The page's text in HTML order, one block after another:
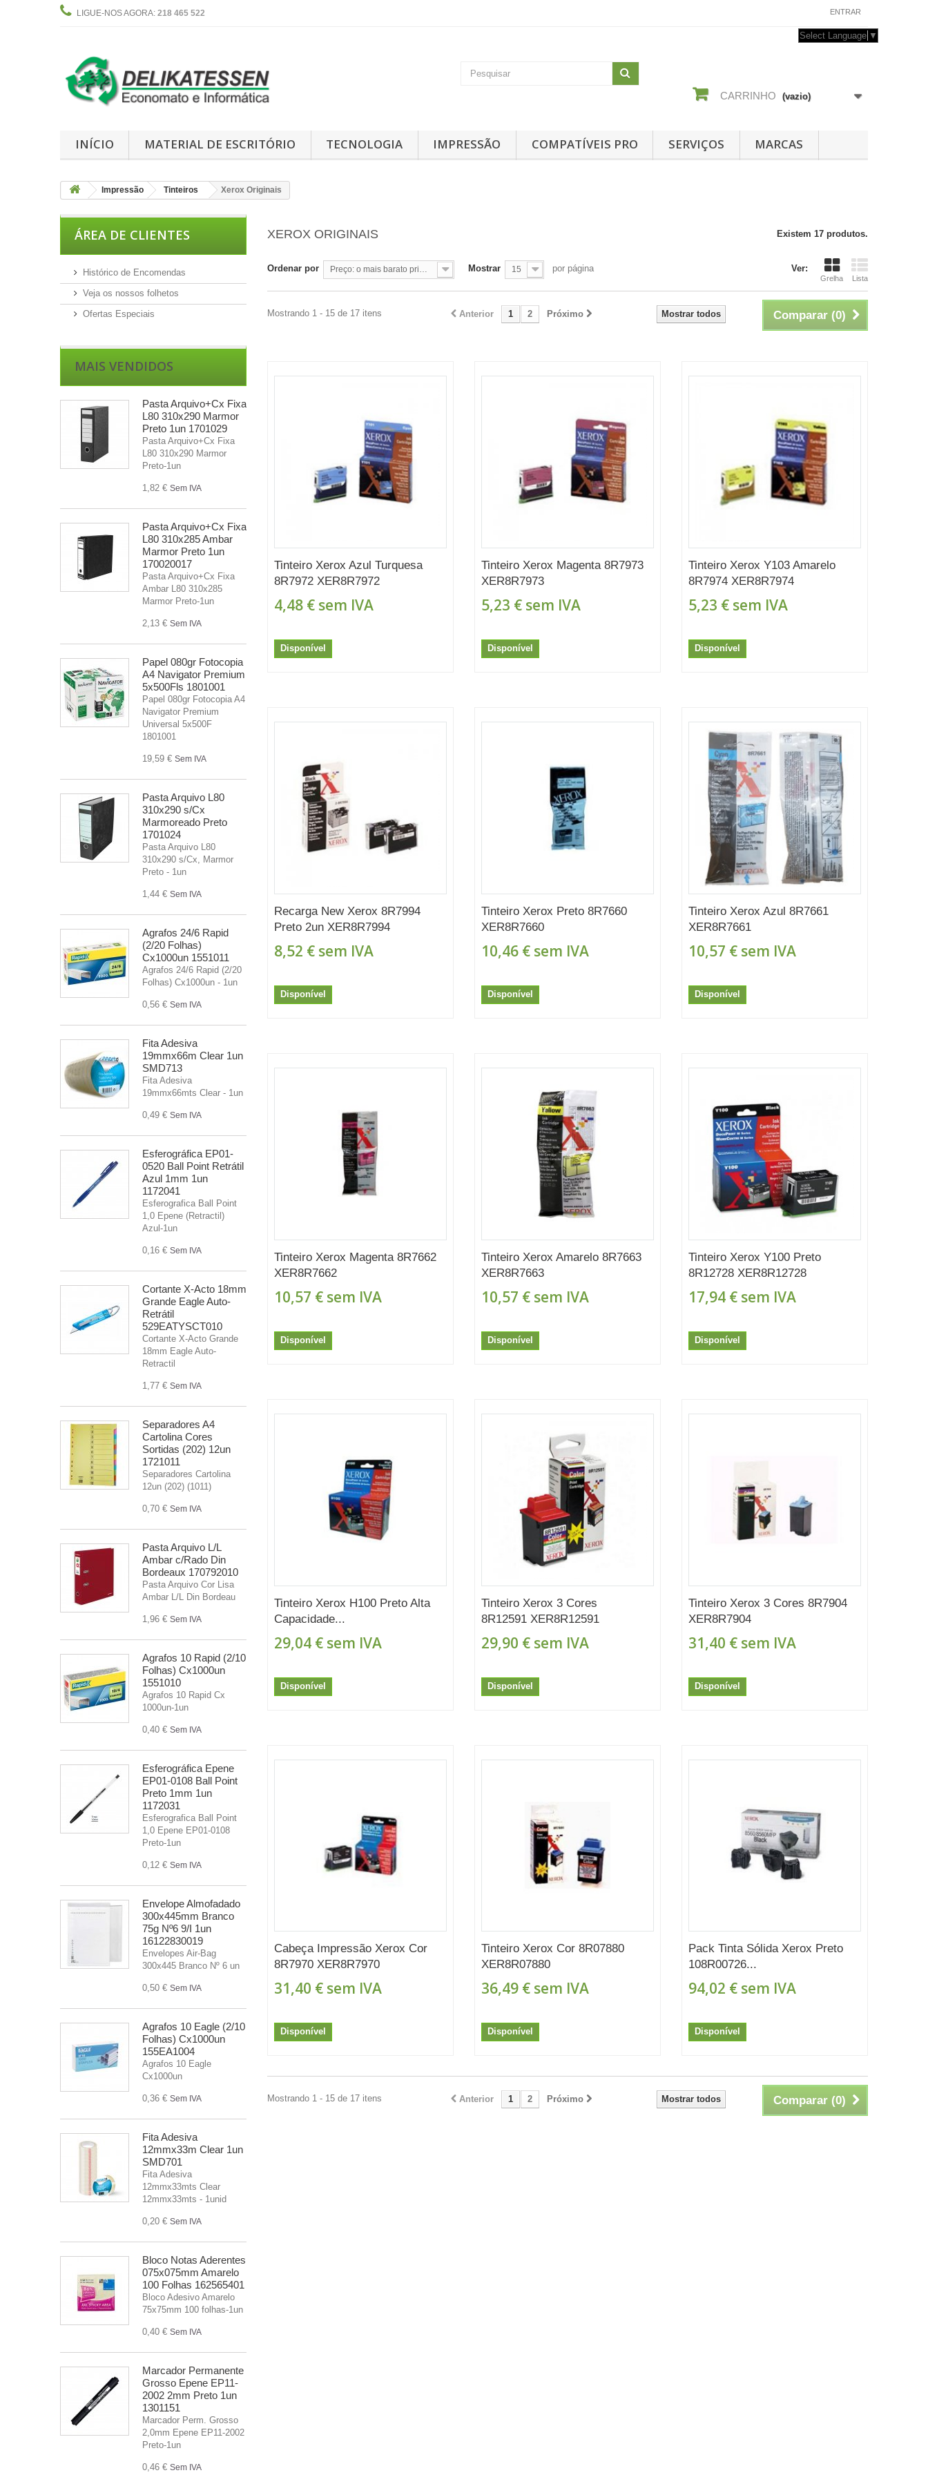
ENTRAR
LIGUE-NOS AGORA: 218 465 522
Select Language ▼
CARRINHO (vazio)
INÍCIO MATERIAL DE ESCRITÓRIO TECNOLOGIA IMPRESSÃO COMPATÍVEIS PRO SERVIÇOS MARCAS
Impressão Tinteiros Xerox Originais
ÁREA DE CLIENTES
Histórico de Encomendas
Veja os nossos folhetos
Ofertas Especiais
MAIS VENDIDOS
Pasta Arquivo+Cx Fixa
L80 310x290 Marmor
Preto 1un 1701029
Pasta Arquivo+Cx Fixa
L80 310x290 Marmor
Preto-1un
1,82 € Sem IVA
Pasta Arquivo+Cx Fixa
L80 310x285 Ambar
Marmor Preto 1un
170020017
Pasta Arquivo+Cx Fixa
Ambar L80 310x285
Marmor Preto-1un
2,13 € Sem IVA
Papel 080gr Fotocopia
A4 Navigator Premium
5x500Fls 1801001
Papel 080gr Fotocopia A4
Navigator Premium
Universal 5x500F
1801001
19,59 € Sem IVA
Pasta Arquivo L80
310x290 s/Cx
Marmoreado Preto
1701024
Pasta Arquivo L80
310x290 s/Cx, Marmor
Preto - 1un
1,44 € Sem IVA
Agrafos 24/6 Rapid
(2/20 Folhas)
Cx1000un 1551011
Agrafos 24/6 Rapid (2/20
Folhas) Cx1000un - 1un
0,56 € Sem IVA
Fita Adesiva
19mmx66m Clear 1un
SMD713
Fita Adesiva
19mmx66mts Clear - 1un
0,49 € Sem IVA
Esferográfica EP01-
0520 Ball Point Retrátil
Azul 1mm 1un
1172041
Esferografica Ball Point
1,0 Epene (Retractil)
Azul-1un
0,16 € Sem IVA
Cortante X-Acto 18mm
Grande Eagle Auto-
Retrátil
529EATYSCT010
Cortante X-Acto Grande
18mm Eagle Auto-
Retractil
1,77 € Sem IVA
Separadores A4
Cartolina Cores
Sortidas (202) 12un
1721011
Separadores Cartolina
12un (202) (1011)
0,70 € Sem IVA
Pasta Arquivo L/L
Ambar c/Rado Din
Bordeaux 170792010
Pasta Arquivo Cor Lisa
Ambar L/L Din Bordeau
1,96 € Sem IVA
Agrafos 10 Rapid (2/10
Folhas) Cx1000un
1551010
Agrafos 10 Rapid Cx
1000un-1un
0,40 € Sem IVA
Esferográfica Epene
EP01-0108 Ball Point
Preto 1mm 1un
1172031
Esferografica Ball Point
1,0 Epene EP01-0108
Preto-1un
0,12 € Sem IVA
Envelope Almofadado
300x445mm Branco
75g Nº6 9/I 1un
16122830019
Envelopes Air-Bag
300x445 Branco Nº 6 un
0,50 € Sem IVA
Agrafos 10 Eagle (2/10
Folhas) Cx1000un
155EA1004
Agrafos 10 Eagle
Cx1000un
0,36 € Sem IVA
Fita Adesiva
12mmx33m Clear 1un
SMD701
Fita Adesiva
12mmx33mts Clear
12mmx33mts - 1unid
0,20 € Sem IVA
Bloco Notas Aderentes
075x075mm Amarelo
100 Folhas 162565401
Bloco Adesivo Amarelo
75x75mm 100 folhas-1un
0,40 € Sem IVA
Marcador Permanente
Grosso Epene EP11-
2002 2mm Preto 1un
1301151
Marcador Perm. Grosso
2,0mm Epene EP11-2002
Preto-1un
0,46 € Sem IVA
XEROX ORIGINAIS Existem 17 produtos.
Ver:
Grelha Lista
Ordenar por Mostrar 15 por página
Comparar (0)
Mostrar todos
Anterior 1 2 Próximo
Mostrando 1 - 15 de 17 itens
Tinteiro Xerox Azul Turquesa
8R7972 XER8R7972
4,48 € sem IVA
Disponível
Tinteiro Xerox Magenta 8R7973
XER8R7973
5,23 €sem IVA
Disponível
Tinteiro Xerox Y103 Amarelo
8R7974 XER8R7974
5,23 €sem IVA
Disponível
Recarga New Xerox 8R7994
Preto 2un XER8R7994
8,52 € sem IVA
Disponível
Tinteiro Xerox Preto 8R7660
XER8R7660
10,46 €sem IVA
Disponível
Tinteiro Xerox Azul 8R7661
XER8R7661
10,57 €sem IVA
Disponível
Tinteiro Xerox Magenta 8R7662
XER8R7662
10,57 € sem IVA
Disponível
Tinteiro Xerox Amarelo 8R7663
XER8R7663
10,57 €sem IVA
Disponível
Tinteiro Xerox Y100 Preto
8R12728 XER8R12728
17,94 €sem IVA
Disponível
Tinteiro Xerox H100 Preto Alta
Capacidade...
29,04 € sem IVA
Disponível
Tinteiro Xerox 3 Cores
8R12591 XER8R12591
29,90 €sem IVA
Disponível
Tinteiro Xerox 3 Cores 8R7904
XER8R7904
31,40 €sem IVA
Disponível
Cabeça Impressão Xerox Cor
8R7970 XER8R7970
31,40 € sem IVA
Disponível
Tinteiro Xerox Cor 8R07880
XER8R07880
36,49 €sem IVA
Disponível
Pack Tinta Sólida Xerox Preto
108R00726...
94,02 €sem IVA
Disponível
Comparar (0)
Mostrar todos
Anterior 1 2 Próximo
Mostrando 1 - 15 de 17 itens